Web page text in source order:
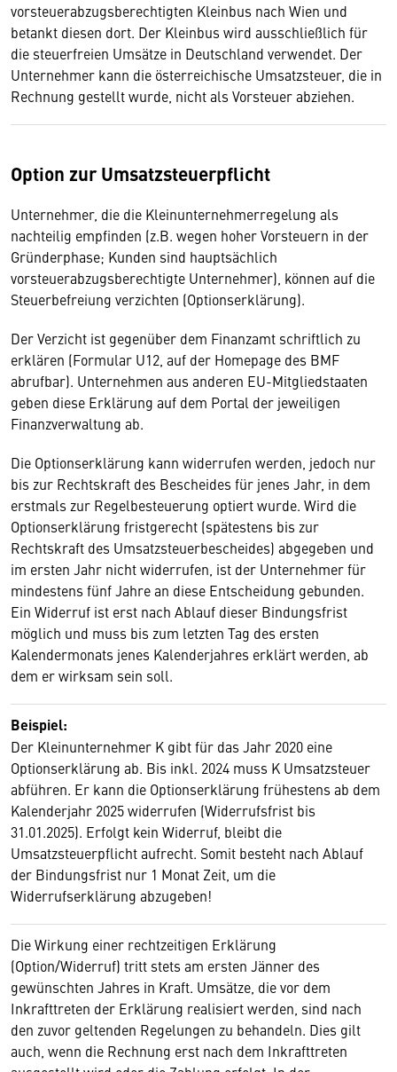
vorsteuerabzugsberechtigten Kleinbus nach Wien und
betankt diesen dort. Der Kleinbus wird ausschließlich für
die steuerfreien Umsätze in Deutschland verwendet. Der
Unternehmer kann die österreichische Umsatzsteuer, die in
Rechnung gestellt wurde, nicht als Vorsteuer abziehen.
Option zur Umsatzsteuerpflicht
Unternehmer, die die Kleinunternehmerregelung als
nachteilig empfinden (z.B. wegen hoher Vorsteuern in der
Gründerphase; Kunden sind hauptsächlich
vorsteuerabzugsberechtigte Unternehmer), können auf die
Steuerbefreiung verzichten (Optionserklärung).
Der Verzicht ist gegenüber dem Finanzamt schriftlich zu
erklären (Formular U12, auf der Homepage des BMF
abrufbar). Unternehmen aus anderen EU-Mitgliedstaaten
geben diese Erklärung auf dem Portal der jeweiligen
Finanzverwaltung ab.
Die Optionserklärung kann widerrufen werden, jedoch nur
bis zur Rechtskraft des Bescheides für jenes Jahr, in dem
erstmals zur Regelbesteuerung optiert wurde. Wird die
Optionserklärung fristgerecht (spätestens bis zur
Rechtskraft des Umsatzsteuerbescheides) abgegeben und
im ersten Jahr nicht widerrufen, ist der Unternehmer für
mindestens fünf Jahre an diese Entscheidung gebunden.
Ein Widerruf ist erst nach Ablauf dieser Bindungsfrist
möglich und muss bis zum letzten Tag des ersten
Kalendermonats jenes Kalenderjahres erklärt werden, ab
dem er wirksam sein soll.
Beispiel:
Der Kleinunternehmer K gibt für das Jahr 2020 eine
Optionserklärung ab. Bis inkl. 2024 muss K Umsatzsteuer
abführen. Er kann die Optionserklärung frühestens ab dem
Kalenderjahr 2025 widerrufen (Widerrufsfrist bis
31.01.2025). Erfolgt kein Widerruf, bleibt die
Umsatzsteuerpflicht aufrecht. Somit besteht nach Ablauf
der Bindungsfrist nur 1 Monat Zeit, um die
Widerrufserklärung abzugeben!
Die Wirkung einer rechtzeitigen Erklärung
(Option/Widerruf) tritt stets am ersten Jänner des
gewünschten Jahres in Kraft. Umsätze, die vor dem
Inkrafttreten der Erklärung realisiert werden, sind nach
den zuvor geltenden Regelungen zu behandeln. Dies gilt
auch, wenn die Rechnung erst nach dem Inkrafttreten